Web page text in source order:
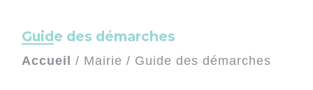
Guide des démarches
Accueil / Mairie / Guide des démarches